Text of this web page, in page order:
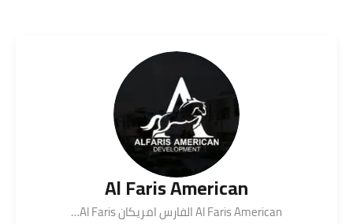
Al Faris American
Al Faris American الفارس امريكان Al Faris…